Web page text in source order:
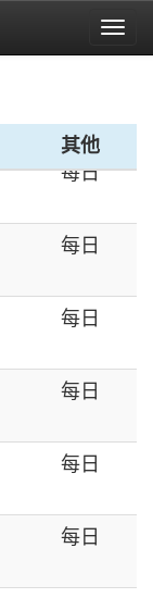
其他
每日
每日
每日
每日
每日
每日